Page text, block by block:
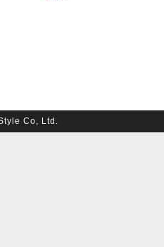
Co, Ltd.